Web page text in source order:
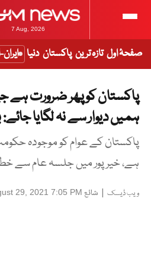
7 Aug, 2026
صفحۂ اول تازہ ترین پاکستان دنیا
پاکستان کو پھر ضرورت ہے
ہمیں دیوار سے نہ لگایا جائے:
پاکستان کے عوام کو موجودہ
ہے، خیرپور میں جلسہ عام سے
ویب ڈیسک | شائع 29, 2021 7:05 PM